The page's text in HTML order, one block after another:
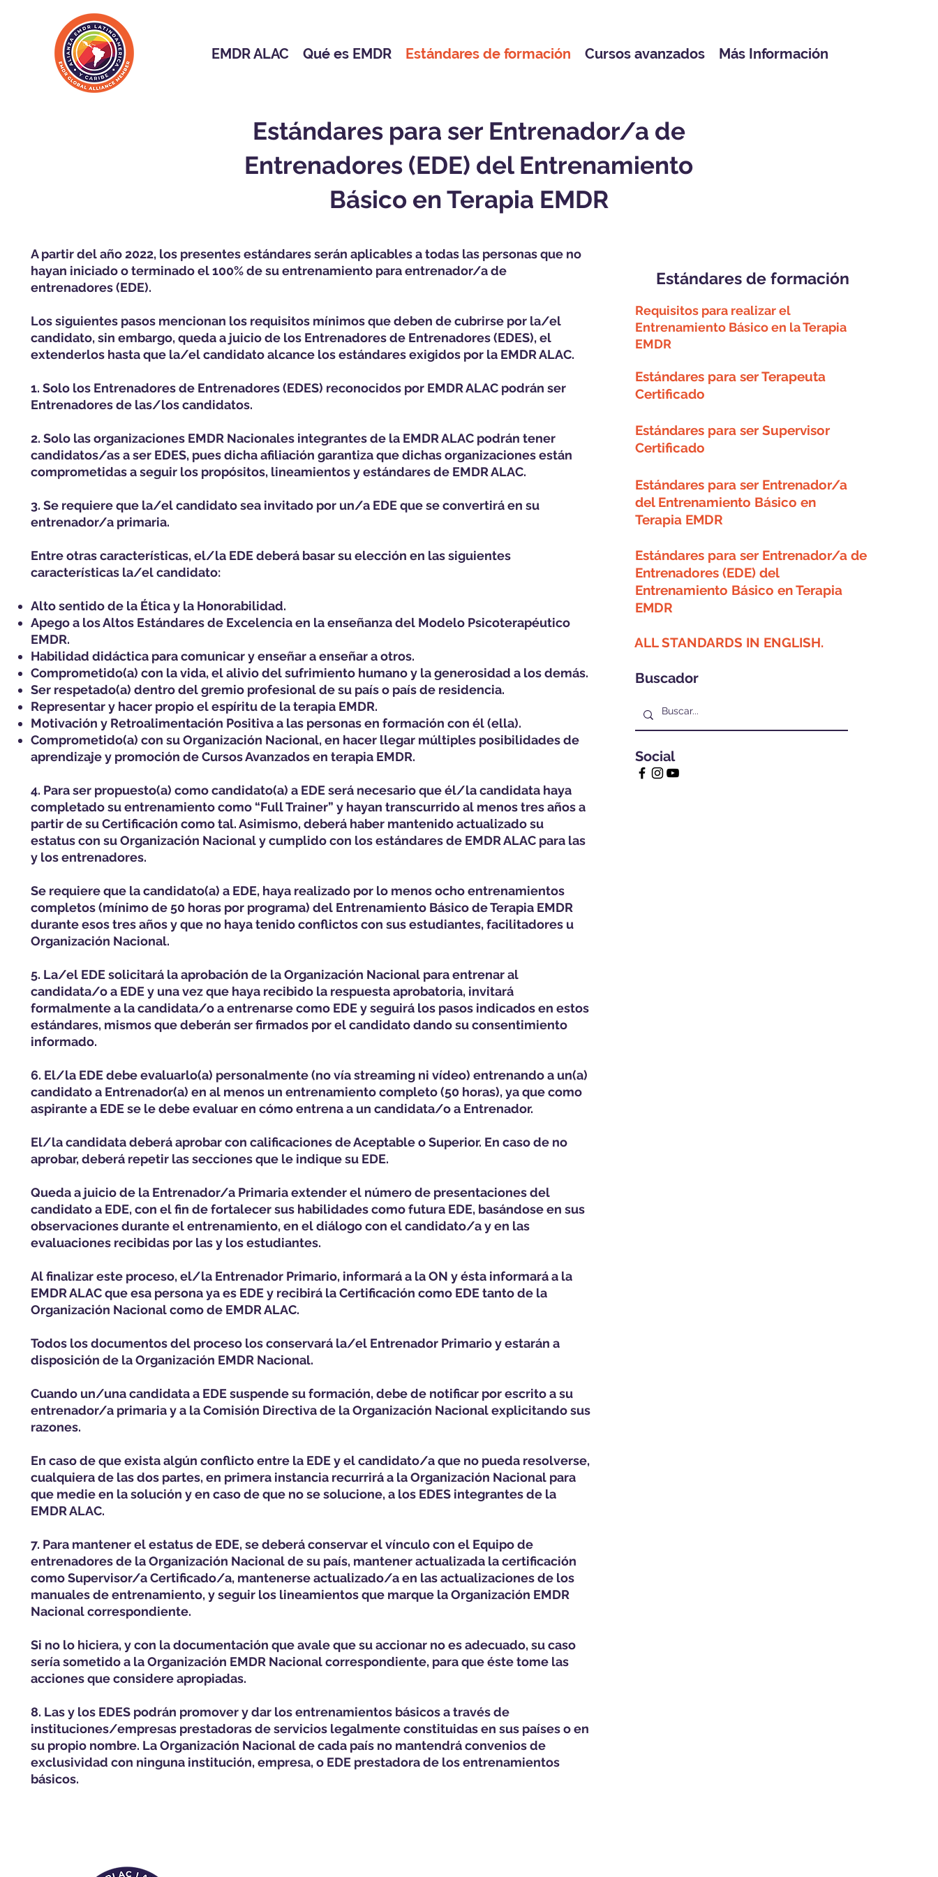
EMDR ALAC Qué es EMDR Estándares de formación Cursos avanzados Más Información
Estándares para ser Entrenador/a de
Entrenadores (EDE) del Entrenamiento
Básico en Terapia EMDR
A partir del año 2022, los presentes estándares serán aplicables a todas las personas que no
hayan iniciado o terminado el 100% de su entrenamiento para entrenador/a de
entrenadores (EDE).
Los siguientes pasos mencionan los requisitos mínimos que deben de cubrirse por la/el
candidato, sin embargo, queda a juicio de los Entrenadores de Entrenadores (EDES), el
extenderlos hasta que la/el candidato alcance los estándares exigidos por la EMDR ALAC.
1. Solo los Entrenadores de Entrenadores (EDES) reconocidos por EMDR ALAC podrán ser
Entrenadores de las/los candidatos.
2. Solo las organizaciones EMDR Nacionales integrantes de la EMDR ALAC podrán tener
candidatos/as a ser EDES, pues dicha afiliación garantiza que dichas organizaciones están
comprometidas a seguir los propósitos, lineamientos y estándares de EMDR ALAC.
3. Se requiere que la/el candidato sea invitado por un/a EDE que se convertirá en su
entrenador/a primaria.
Entre otras características, el/la EDE deberá basar su elección en las siguientes
características la/el candidato:
Alto sentido de la Ética y la Honorabilidad.
Apego a los Altos Estándares de Excelencia en la enseñanza del Modelo Psicoterapéutico
EMDR.
Habilidad didáctica para comunicar y enseñar a enseñar a otros.
Comprometido(a) con la vida, el alivio del sufrimiento humano y la generosidad a los demás.
Ser respetado(a) dentro del gremio profesional de su país o país de residencia.
Representar y hacer propio el espíritu de la terapia EMDR.
Motivación y Retroalimentación Positiva a las personas en formación con él (ella).
Comprometido(a) con su Organización Nacional, en hacer llegar múltiples posibilidades de
aprendizaje y promoción de Cursos Avanzados en terapia EMDR.
4. Para ser propuesto(a) como candidato(a) a EDE será necesario que él/la candidata haya
completado su entrenamiento como “Full Trainer” y hayan transcurrido al menos tres años a
partir de su Certificación como tal. Asimismo, deberá haber mantenido actualizado su
estatus con su Organización Nacional y cumplido con los estándares de EMDR ALAC para las
y los entrenadores.
Se requiere que la candidato(a) a EDE, haya realizado por lo menos ocho entrenamientos
completos (mínimo de 50 horas por programa) del Entrenamiento Básico de Terapia EMDR
durante esos tres años y que no haya tenido conflictos con sus estudiantes, facilitadores u
Organización Nacional.
5. La/el EDE solicitará la aprobación de la Organización Nacional para entrenar al
candidata/o a EDE y una vez que haya recibido la respuesta aprobatoria, invitará
formalmente a la candidata/o a entrenarse como EDE y seguirá los pasos indicados en estos
estándares, mismos que deberán ser firmados por el candidato dando su consentimiento
informado.
6. El/la EDE debe evaluarlo(a) personalmente (no vía streaming ni vídeo) entrenando a un(a)
candidato a Entrenador(a) en al menos un entrenamiento completo (50 horas), ya que como
aspirante a EDE se le debe evaluar en cómo entrena a un candidata/o a Entrenador.
El/la candidata deberá aprobar con calificaciones de Aceptable o Superior. En caso de no
aprobar, deberá repetir las secciones que le indique su EDE.
Queda a juicio de la Entrenador/a Primaria extender el número de presentaciones del
candidato a EDE, con el fin de fortalecer sus habilidades como futura EDE, basándose en sus
observaciones durante el entrenamiento, en el diálogo con el candidato/a y en las
evaluaciones recibidas por las y los estudiantes.
Al finalizar este proceso, el/la Entrenador Primario, informará a la ON y ésta informará a la
EMDR ALAC que esa persona ya es EDE y recibirá la Certificación como EDE tanto de la
Organización Nacional como de EMDR ALAC.
Todos los documentos del proceso los conservará la/el Entrenador Primario y estarán a
disposición de la Organización EMDR Nacional.
Cuando un/una candidata a EDE suspende su formación, debe de notificar por escrito a su
entrenador/a primaria y a la Comisión Directiva de la Organización Nacional explicitando sus
razones.
En caso de que exista algún conflicto entre la EDE y el candidato/a que no pueda resolverse,
cualquiera de las dos partes, en primera instancia recurrirá a la Organización Nacional para
que medie en la solución y en caso de que no se solucione, a los EDES integrantes de la
EMDR ALAC.
7. Para mantener el estatus de EDE, se deberá conservar el vínculo con el Equipo de
entrenadores de la Organización Nacional de su país, mantener actualizada la certificación
como Supervisor/a Certificado/a, mantenerse actualizado/a en las actualizaciones de los
manuales de entrenamiento, y seguir los lineamientos que marque la Organización EMDR
Nacional correspondiente.
Si no lo hiciera, y con la documentación que avale que su accionar no es adecuado, su caso
sería sometido a la Organización EMDR Nacional correspondiente, para que éste tome las
acciones que considere apropiadas.
8. Las y los EDES podrán promover y dar los entrenamientos básicos a través de
instituciones/empresas prestadoras de servicios legalmente constituidas en sus países o en
su propio nombre. La Organización Nacional de cada país no mantendrá convenios de
exclusividad con ninguna institución, empresa, o EDE prestadora de los entrenamientos
básicos.
Estándares de formación
Requisitos para realizar el
Entrenamiento Básico en la Terapia
EMDR
Estándares para ser Terapeuta
Certificado
Estándares para ser Supervisor
Certificado
Estándares para ser Entrenador/a
del Entrenamiento Básico en
Terapia EMDR
Estándares para ser Entrenador/a de
Entrenadores (EDE) del
Entrenamiento Básico en Terapia
EMDR
ALL STANDARDS IN ENGLISH.
Buscador
Social